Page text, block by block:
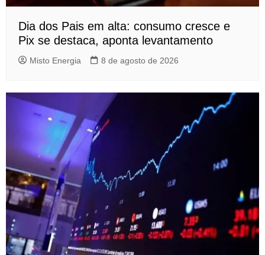
Dia dos Pais em alta: consumo cresce e
Pix se destaca, aponta levantamento
Misto Energia 8 de agosto de 2026